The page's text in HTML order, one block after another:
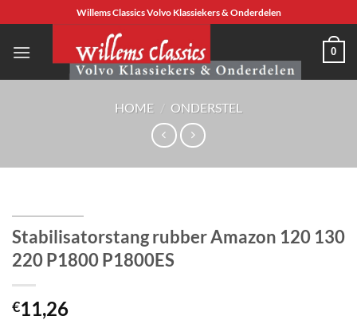
naar
inhoud
Willems Classics Volvo Klassiekers & Onderdelen
0
HOME / ONDERSTEL
Stabilisatorstang rubber Amazon 120 130
220 P1800 P1800ES
€11,26